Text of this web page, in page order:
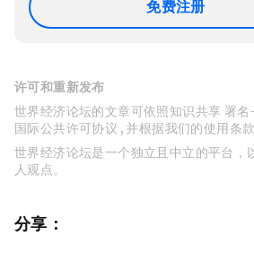
免费注册
许可和重新发布
世界经济论坛的文章可依照知识共享 署
国际公共许可协议 , 并根据我们的使用条
世界经济论坛是一个独立且中立的平台，
人观点。
分享：